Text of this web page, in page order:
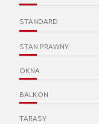
STANDARD
STAN PRAWNY
OKNA
BALKON
TARASY